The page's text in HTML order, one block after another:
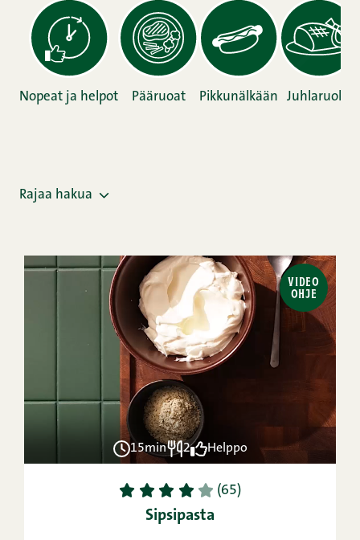
Nopeat ja helpot Pääruoat Pikkunälkään Juhlaruoka
Rajaa hakua
VIDEO
OHJE
15min 2 Helppo
1 2 3 4 5 (65)
Sipsipasta